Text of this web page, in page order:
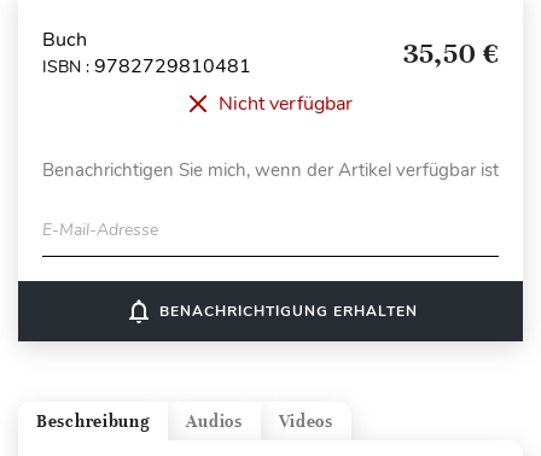
Buch
ISBN : 9782729810481 35,50 €
Nicht verfügbar
Benachrichtigen Sie mich, wenn der Artikel verfügbar ist
E-Mail-Adresse
notifications_none BENACHRICHTIGUNG ERHALTEN
Videos
Audios
Beschreibung